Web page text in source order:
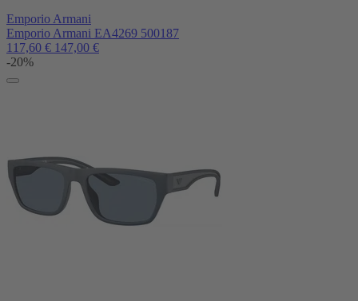
Emporio Armani
Emporio Armani EA4269 500187
117,60 € 147,00 €
-20%